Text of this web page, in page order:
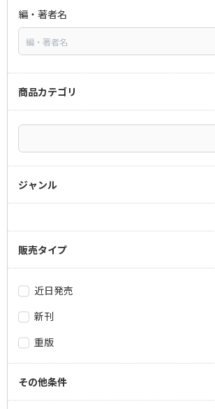
編・著者名
商品カテゴリ
ジャンル
販売タイプ
近日発売
新刊
重版
その他条件